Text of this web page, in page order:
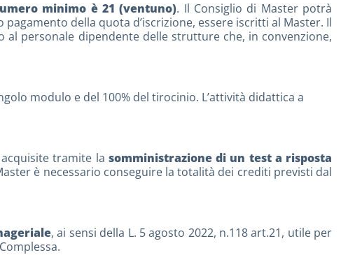
minimo è 21 (ventuno). Il Consiglio di Master potrà
della quota d’iscrizione, essere iscritti al Master. Il
personale dipendente delle strutture che, in convenzione,
modulo e del 100% del tirocinio. L’attività didattica a
tramite la somministrazione di un test a risposta
è necessario conseguire la totalità dei crediti previsti dal
, ai sensi della L. 5 agosto 2022, n.118 art.21, utile per